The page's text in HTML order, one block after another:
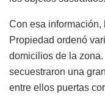
Con esa
Propiedad ordenó
domicilios de la
secuestraron una
entre ellos puertas